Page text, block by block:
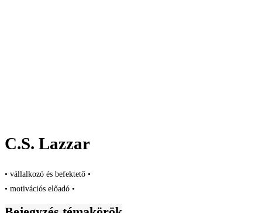
C.S. Lazzar
• vállalkozó és befektető •
• motivációs előadó •